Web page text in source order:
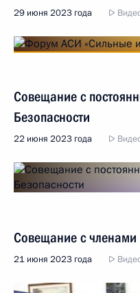
29 июня 2023 года
Совещание с
Безопасности
22 июня 2023 года
Совещание с членами
21 июня 2023 года